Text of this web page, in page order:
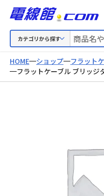
カテゴリから探す
HOME ショップ
フラット
フラットケーブル ブリッジ